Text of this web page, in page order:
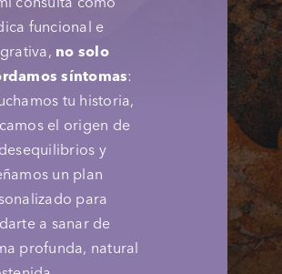
funcional e
no solo
síntomas:
tu historia,
el origen de
y
un plan
para
a sanar de
profunda, natural